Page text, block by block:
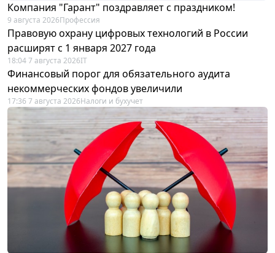
Компания "Гарант" поздравляет с праздником!
9 августа 2026Профессия
Правовую охрану цифровых технологий в России
расширят с 1 января 2027 года
18:04 7 августа 2026IT
Финансовый порог для обязательного аудита
некоммерческих фондов увеличили
17:36 7 августа 2026Налоги и бухучет